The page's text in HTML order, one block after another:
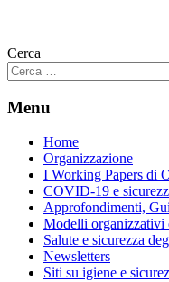
Cerca
Menu
Home
Organizzazione
I Working Papers di
COVID-19 e
Approfondimenti,
Modelli organizzativi
Salute e sicurezza
Newsletters
Siti su igiene e